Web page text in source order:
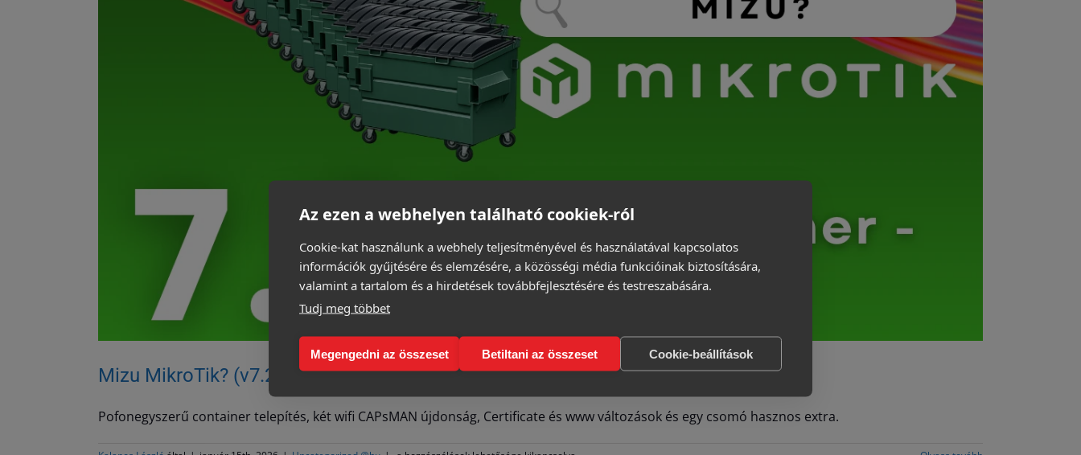
Mizu MikroTik? (v7.21)
Pofonegyszerű container telepítés, két wifi CAPsMAN újdonság, Certificate és www változások és egy csomó hasznos extra.
Az ezen a webhelyen található cookiek-ról
Cookie-kat használunk a webhely teljesítményével és használatával kapcsolatos
információk gyűjtésére és elemzésére, a közösségi média funkcióinak biztosítására,
valamint a tartalom és a hirdetések továbbfejlesztésére és testreszabására.
Tudj meg többet
Megengedni az összeset Betiltani az összeset Cookie-beállítások